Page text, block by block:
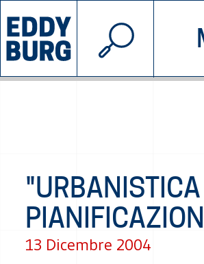
INIZIATIVE
© 2026 EDDYBURG
13 Dicembre 2004